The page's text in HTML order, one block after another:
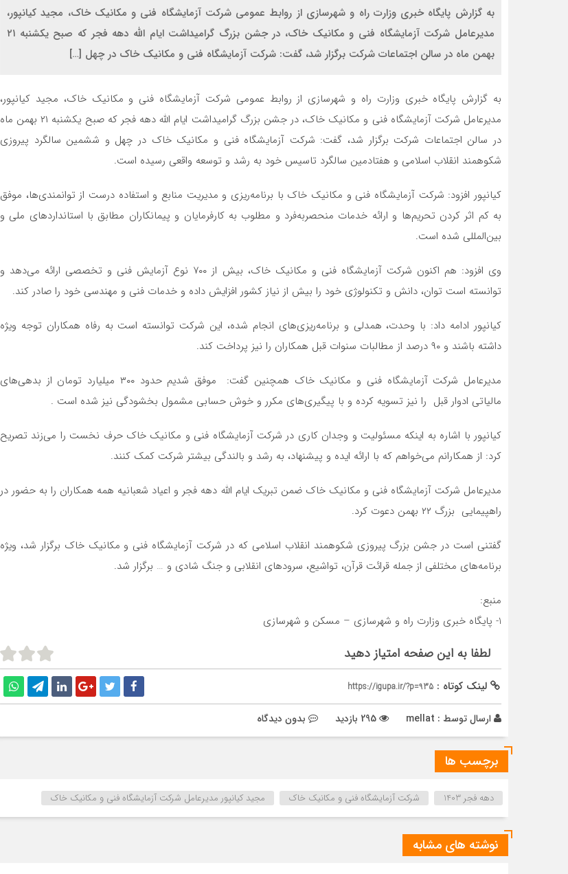
به گزارش پایگاه خبری وزارت راه و شهرسازی از روابط عمومی شرکت آزمایشگاه فنی و مکانیک خاک، مجید کیانپور،
مدیرعامل شرکت آزمایشگاه فنی و مکانیک خاک، در جشن بزرگ گرامیداشت ایام الله دهه فجر که صبح یکشنبه ۲۱
بهمن ماه در سالن اجتماعات شرکت برگزار شد، گفت: شرکت آزمایشگاه فنی و مکانیک خاک در چهل […]
به گزارش پایگاه خبری وزارت راه و شهرسازی از روابط عمومی شرکت آزمایشگاه فنی و مکانیک خاک، مجید کیانپور،
مدیرعامل شرکت آزمایشگاه فنی و مکانیک خاک، در جشن بزرگ گرامیداشت ایام الله دهه فجر که صبح یکشنبه ۲۱ بهمن ماه
در سالن اجتماعات شرکت برگزار شد، گفت: شرکت آزمایشگاه فنی و مکانیک خاک در چهل و ششمین سالگرد پیروزی
شکوهمند انقلاب اسلامی و هفتادمین سالگرد تاسیس خود به رشد و توسعه واقعی رسیده است.
کیانپور افزود: شرکت آزمایشگاه فنی و مکانیک خاک با برنامه‌ریزی و مدیریت منابع و استفاده درست از توانمندی‌ها، موفق
به کم اثر کردن تحریم‌ها و ارائه خدمات منحصربه‌فرد و مطلوب به کارفرمایان و پیمانکاران مطابق با استانداردهای ملی و
بین‌المللی شده است.
وی افزود: هم اکنون شرکت آزمایشگاه فنی و مکانیک خاک، بیش از ۷۰۰ نوع آزمایش فنی و تخصصی ارائه می‌دهد و
توانسته است توان، دانش و تکنولوژی خود را بیش از نیاز کشور افزایش داده و خدمات فنی و مهندسی خود را صادر کند.
کیانپور ادامه داد: با وحدت، همدلی و برنامه‌ریزی‌های انجام شده، این شرکت توانسته‌ است به رفاه همکاران توجه ویژه
داشته باشند و ۹۰ درصد از مطالبات سنوات قبل همکاران را نیز پرداخت کند.
مدیرعامل شرکت آزمایشگاه فنی و مکانیک خاک همچنین گفت: موفق شدیم حدود ۳۰۰ میلیارد تومان از بدهی‌های
مالیاتی ادوار قبل را نیز تسویه کرده و با پیگیری‌های مکرر و خوش حسابی مشمول بخشودگی نیز شده است .
کیانپور با اشاره به اینکه مسئولیت و وجدان کاری در شرکت آزمایشگاه فنی و مکانیک خاک حرف نخست را می‌زند تصریح
کرد: از همکارانم می‌خواهم که با ارائه ایده‌ و پیشنهاد، به رشد و بالندگی بیشتر شرکت کمک کنند.
مدیرعامل شرکت آزمایشگاه فنی و مکانیک خاک ضمن تبریک ایام الله دهه فجر و اعیاد شعبانیه همه همکاران را به حضور در
راهپیمایی بزرگ ۲۲ بهمن دعوت کرد.
گفتنی است در جشن بزرگ پیروزی شکوهمند انقلاب اسلامی که در شرکت آزمایشگاه فنی و مکانیک خاک برگزار شد، ویژه
برنامه‌های مختلفی از جمله قرائت قرآن، تواشیع، سرودهای انقلابی و جنگ شادی و … برگزار شد.
منبع:
1- پایگاه خبری وزارت راه و شهرسازی – مسکن و شهرسازی
لطفا به این صفحه امتیاز دهید
لینک کوتاه : https://igupa.ir/?p=935
ارسال توسط : mellat بدون دیدگاه
برچسب ها
دهه فجر 1403 شرکت آزمایشگاه فنی و مکانیک خاک مجید کیانپور مدیرعامل شرکت آزمایشگاه فنی و مکانیک خاک
نوشته های مشابه